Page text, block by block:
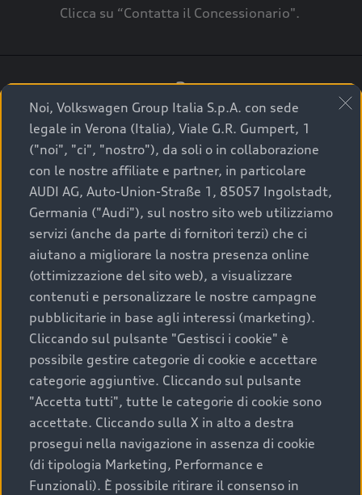
Clicca su “Contatta il Concessionario".
3
A breve verrai ricontattato dal Customer Care
Audi Center o direttamente dal Concessionario
che ti supporterà per finalizzare la tua richiesta.
La qualità di acquistare
un’auto usata Audi
Scegliere un’auto usata è una decisione che coniuga
convenienza, affidabilità e sostenibilità. Per fare un
acquisto sicuro, è essenziale considerare aspetti
determinanti come la garanzia inclusa e l’affidabilità del
marchio. Audi offre l’auto usata perfetta tramite Audi
Prima Scelta :plus
Noi, Volkswagen Group Italia S.p.A. con sede
legale in Verona (Italia), Viale G.R. Gumpert, 1
("noi", "ci", "nostro"), da soli o in collaborazione
con le nostre affiliate e partner, in particolare
AUDI AG, Auto-Union-Straße 1, 85057 Ingolstadt,
Germania ("Audi"), sul nostro sito web utilizziamo
servizi (anche da parte di fornitori terzi) che ci
aiutano a migliorare la nostra presenza online
(ottimizzazione del sito web), a visualizzare
contenuti e personalizzare le nostre campagne
pubblicitarie in base agli interessi (marketing).
Cliccando sul pulsante "Gestisci i cookie" è
possibile gestire categorie di cookie e accettare
categorie aggiuntive. Cliccando sul pulsante
"Accetta tutti", tutte le categorie di cookie sono
accettate. Cliccando sulla X in alto a destra
prosegui nella navigazione in assenza di cookie
(di tipologia Marketing, Performance e
Funzionali). È possibile ritirare il consenso in